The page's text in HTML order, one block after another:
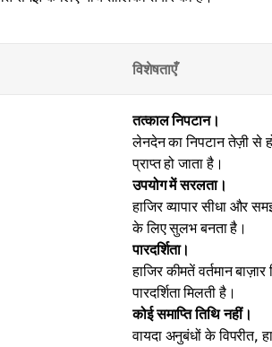
विशेषताएँ
तत्काल निपटान।
लेनदेन का निपटान तेज़ी से
प्राप्त हो जाता है।
उपयोग में सरलता।
हाजिर व्यापार सीधा और
के लिए सुलभ बनता है।
पारदर्शिता।
हाजिर कीमतें वर्तमान
पारदर्शिता मिलती है।
कोई समाप्ति तिथि नहीं।
वायदा अनुबंधों के विपरीत,